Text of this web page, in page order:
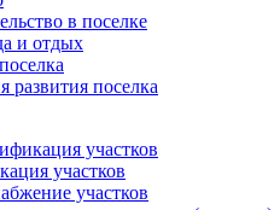
в поселке
и отдых
развития поселка
участков
участков
участков